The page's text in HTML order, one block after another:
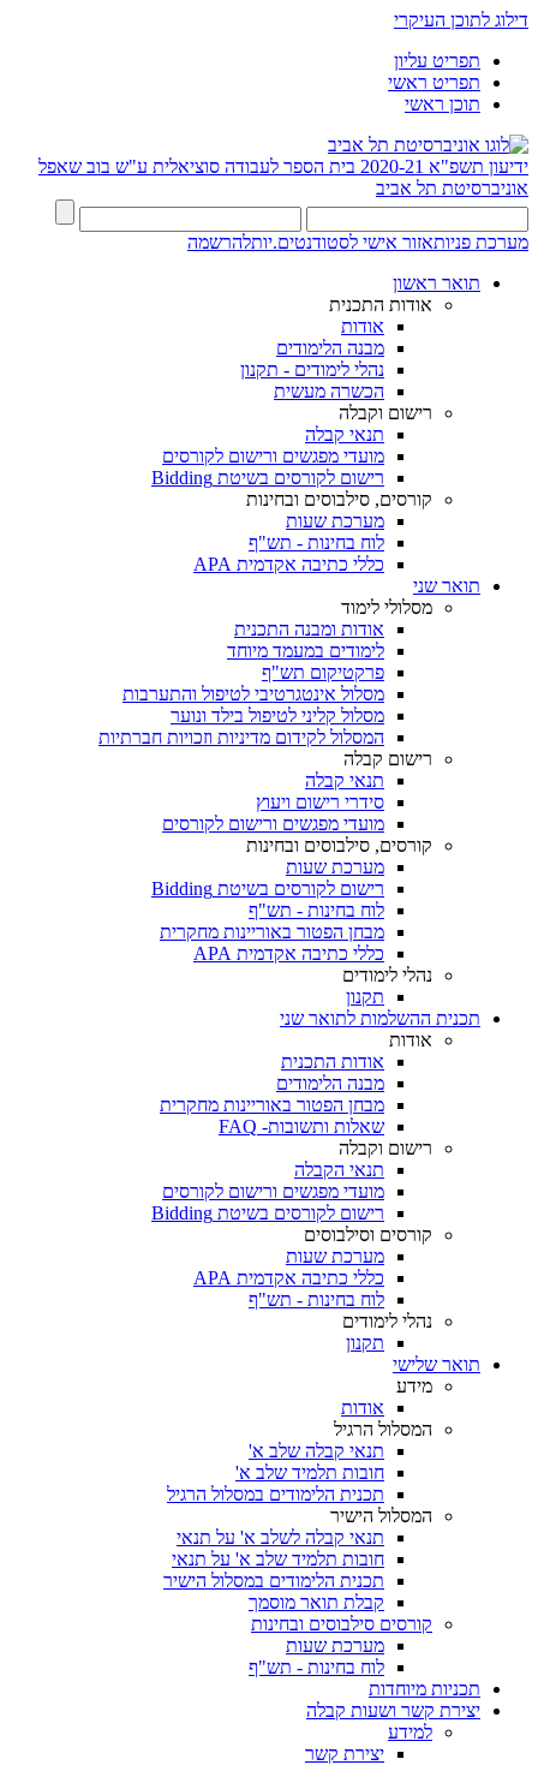
דילוג לתוכן העיקרי
תפריט עליון
תפריט ראשי
תוכן ראשי
ידיעון תשפ"א 2020-21
בית הספר לעבודה סוציאלית ע"ש בוב שאפל
אוניברסיטת תל אביב
מערכת פניותאזור אישי לסטודנטים.יותלהרשמה
תואר ראשון
אודות התכנית
אודות
מבנה הלימודים
נהלי לימודים - תקנון
הכשרה מעשית
רישום וקבלה
תנאי קבלה
מועדי מפגשים ורישום לקורסים
רישום לקורסים בשיטת Bidding
קורסים, סילבוסים ובחינות
מערכת שעות
לוח בחינות - תש"ף
כללי כתיבה אקדמית APA
תואר שני
מסלולי לימוד
אודות ומבנה התכנית
לימודים במעמד מיוחד
פרקטיקום תש"ף
מסלול אינטגרטיבי לטיפול והתערבות
מסלול קליני לטיפול בילד ונוער
המסלול לקידום מדיניות וזכויות חברתיות
רישום קבלה
תנאי קבלה
סידרי רישום ויעוץ
מועדי מפגשים ורישום לקורסים
קורסים, סילבוסים ובחינות
מערכת שעות
רישום לקורסים בשיטת Bidding
לוח בחינות - תש"ף
מבחן הפטור באוריינות מחקרית
כללי כתיבה אקדמית APA
נהלי לימודים
תקנון
תכנית ההשלמות לתואר שני
אודות
אודות התכנית
מבנה הלימודים
מבחן הפטור באוריינות מחקרית
שאלות ותשובות- FAQ
רישום וקבלה
תנאי הקבלה
מועדי מפגשים ורישום לקורסים
רישום לקורסים בשיטת Bidding
קורסים וסילבוסים
מערכת שעות
כללי כתיבה אקדמית APA
לוח בחינות - תש"ף
נהלי לימודים
תקנון
תואר שלישי
מידע
אודות
המסלול הרגיל
תנאי קבלה שלב א'
חובות תלמיד שלב א'
תכנית הלימודים במסלול הרגיל
המסלול הישיר
תנאי קבלה לשלב א' על תנאי
חובות תלמיד שלב א' על תנאי
תכנית הלימודים במסלול הישיר
קבלת תואר מוסמך
קורסים סילבוסים ובחינות
מערכת שעות
לוח בחינות - תש"ף
תכניות מיוחדות
יצירת קשר ושעות קבלה
למידע
יצירת קשר